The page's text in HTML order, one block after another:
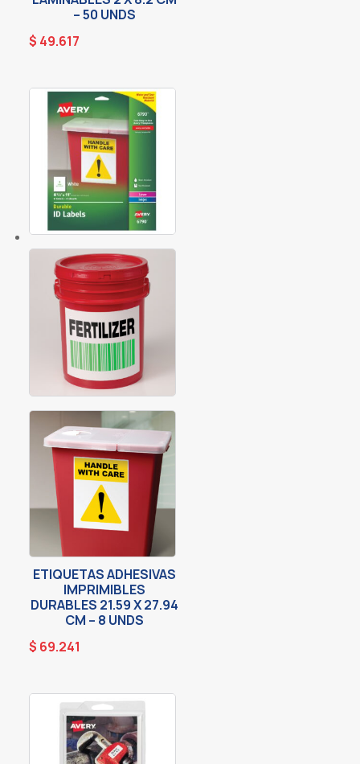
– 50 UNDS
$ 49.617
ETIQUETAS ADHESIVAS
IMPRIMIBLES
DURABLES 21.59 X 27.94
CM – 8 UNDS
$ 69.241